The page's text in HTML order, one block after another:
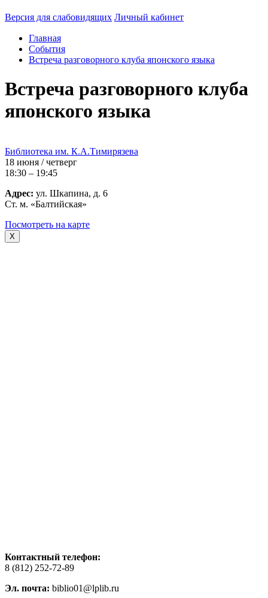
Версия для слабовидящих Личный кабинет
Главная
События
Встреча разговорного клуба японского языка
Встреча разговорного клуба
японского языка
Библиотека им. К.А.Тимирязева
18 июня / четверг
18:30 – 19:45
Адрес: ул. Шкапина, д. 6
Ст. м. «Балтийская»
Посмотреть на карте
X
Контактный телефон:
8 (812) 252-72-89
Эл. почта: biblio01@lplib.ru